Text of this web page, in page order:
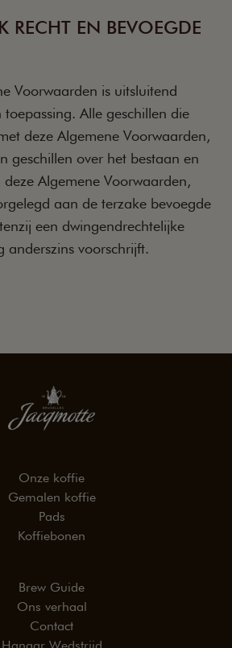
RECHT EN BEVOEGDE
Voorwaarden is uitsluitend
toepassing. Alle geschillen die
deze Algemene Voorwaarden,
geschillen over het bestaan en
Algemene Voorwaarden,
aan de terzake bevoegde
een dwingendrechtelijke
anderszins voorschrijft.
Onze koffie
Gemalen koffie
Pads
Koffiebonen
Brew Guide
Ons verhaal
Contact